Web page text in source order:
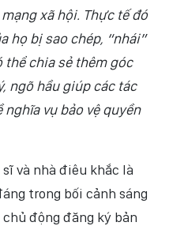
xã hội. Thực tế đó
họ bị sao chép, “nhái”
thể chia sẻ thêm góc
ngõ hầu giúp các tác
vụ bảo vệ quyền
và nhà điêu khắc là
trong bối cảnh sáng
động đăng ký bản